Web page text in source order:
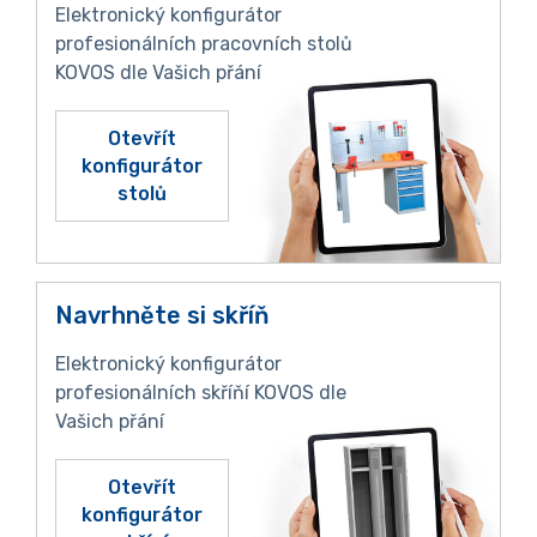
Elektronický konfigurátor
profesionálních pracovních stolů
KOVOS dle Vašich přání
Otevřít
konfigurátor
stolů
Navrhněte si skříň
Elektronický konfigurátor
profesionálních skříňí KOVOS dle
Vašich přání
Otevřít
konfigurátor